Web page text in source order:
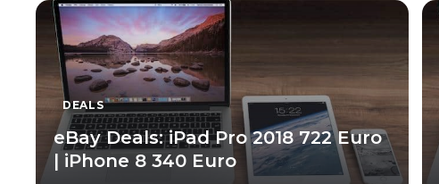
DEALS
eBay Deals: iPad Pro 2018 722 Euro
| iPhone 8 340 Euro